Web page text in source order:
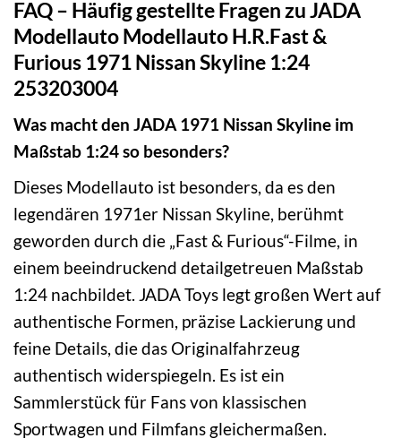
FAQ – Häufig gestellte Fragen zu JADA
Modellauto Modellauto H.R.Fast &
Furious 1971 Nissan Skyline 1:24
253203004
Was macht den JADA 1971 Nissan Skyline im
Maßstab 1:24 so besonders?
Dieses Modellauto ist besonders, da es den
legendären 1971er Nissan Skyline, berühmt
geworden durch die „Fast & Furious“-Filme, in
einem beeindruckend detailgetreuen Maßstab
1:24 nachbildet. JADA Toys legt großen Wert auf
authentische Formen, präzise Lackierung und
feine Details, die das Originalfahrzeug
authentisch widerspiegeln. Es ist ein
Sammlerstück für Fans von klassischen
Sportwagen und Filmfans gleichermaßen.